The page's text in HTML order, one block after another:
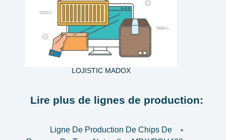
LOJISTIC MADOX
Lire plus de lignes de production:
Ligne De Production De Chips De